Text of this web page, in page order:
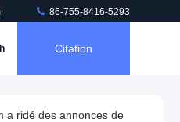
86-755-8416-5293
Citation
a ridé des annonces de